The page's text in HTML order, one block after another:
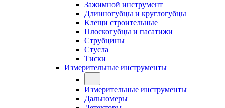
Зажимной инструмент
Длинногубцы и круглогубцы
Клещи строительные
Плоскогубцы и пасатижи
Струбцины
Стусла
Тиски
Измерительные инструменты
Измерительные инструменты
Дальномеры